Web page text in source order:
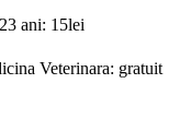
ani: 15lei
Veterinara: gratuit